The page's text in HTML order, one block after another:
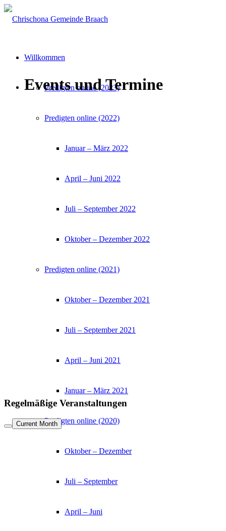
Willkommen
Predigten online (2023)
Predigten online (2022)
Januar – März 2022
April – Juni 2022
Juli – September 2022
Oktober – Dezember 2022
Predigten online (2021)
Oktober – Dezember 2021
Juli – September 2021
April – Juni 2021
Januar – März 2021
Predigten online (2020)
Oktober – Dezember
Juli – September
April – Juni
Events und Termine
Regelmäßige Veranstaltungen
Current Month